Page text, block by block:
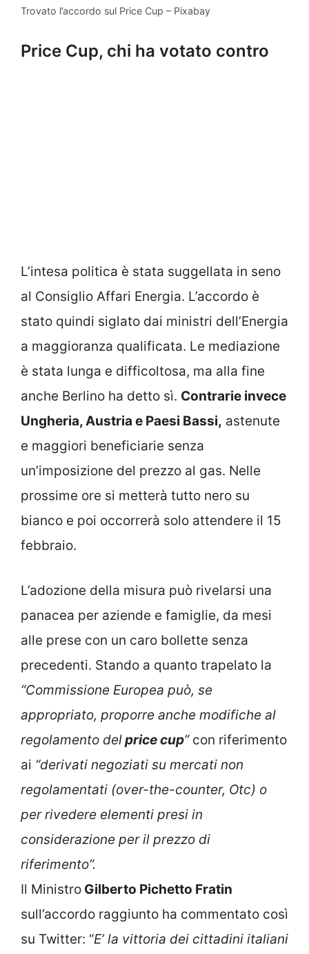
Trovato l’accordo sul Price Cup – Pixabay
Price Cup, chi ha votato contro
L’intesa politica è stata suggellata in seno
al Consiglio Affari Energia. L’accordo è
stato quindi siglato dai ministri dell’Energia
a maggioranza qualificata. Le mediazione
è stata lunga e difficoltosa, ma alla fine
anche Berlino ha detto sì. Contrarie invece
Ungheria, Austria e Paesi Bassi, astenute
e maggiori beneficiarie senza
un’imposizione del prezzo al gas. Nelle
prossime ore si metterà tutto nero su
bianco e poi occorrerà solo attendere il 15
febbraio.
L’adozione della misura può rivelarsi una
panacea per aziende e famiglie, da mesi
alle prese con un caro bollette senza
precedenti. Stando a quanto trapelato la
“Commissione Europea può, se
appropriato, proporre anche modifiche al
regolamento delprice cup”con riferimento
ai “derivati negoziati su mercati non
regolamentati (over-the-counter, Otc) o
per rivedere elementi presi in
considerazione per il prezzo di
riferimento”.
Il Ministro Gilberto Pichetto Fratin
sull’accordo raggiunto ha commentato così
su Twitter: “E’ la vittoria dei cittadini italiani